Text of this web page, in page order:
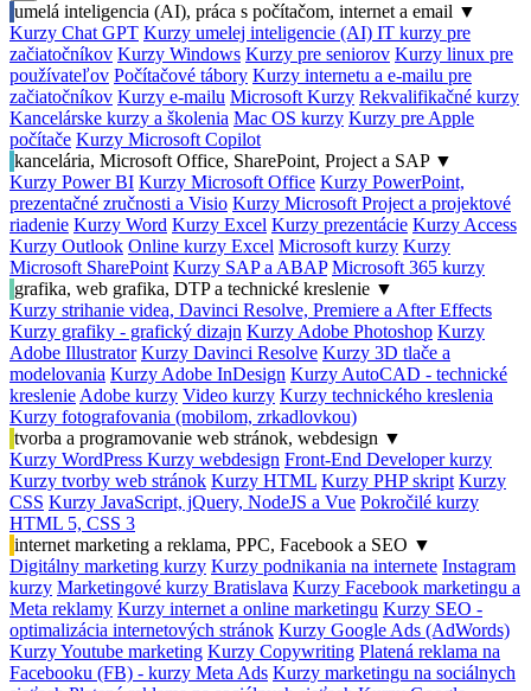
umelá inteligencia (AI), práca s počítačom, internet a email ▼
Kurzy Chat GPT Kurzy umelej inteligencie (AI) IT kurzy pre
začiatočníkov Kurzy Windows Kurzy pre seniorov Kurzy linux pre
používateľov Počítačové tábory Kurzy internetu a e-mailu pre
začiatočníkov Kurzy e-mailu Microsoft Kurzy Rekvalifikačné kurzy
Kancelárske kurzy a školenia Mac OS kurzy Kurzy pre Apple
počítače Kurzy Microsoft Copilot
kancelária, Microsoft Office, SharePoint, Project a SAP ▼
Kurzy Power BI Kurzy Microsoft Office Kurzy PowerPoint,
prezentačné zručnosti a Visio Kurzy Microsoft Project a projektové
riadenie Kurzy Word Kurzy Excel Kurzy prezentácie Kurzy Access
Kurzy Outlook Online kurzy Excel Microsoft kurzy Kurzy
Microsoft SharePoint Kurzy SAP a ABAP Microsoft 365 kurzy
grafika, web grafika, DTP a technické kreslenie ▼
Kurzy strihanie videa, Davinci Resolve, Premiere a After Effects
Kurzy grafiky - grafický dizajn Kurzy Adobe Photoshop Kurzy
Adobe Illustrator Kurzy Davinci Resolve Kurzy 3D tlače a
modelovania Kurzy Adobe InDesign Kurzy AutoCAD - technické
kreslenie Adobe kurzy Video kurzy Kurzy technického kreslenia
Kurzy fotografovania (mobilom, zrkadlovkou)
tvorba a programovanie web stránok, webdesign ▼
Kurzy WordPress Kurzy webdesign Front-End Developer kurzy
Kurzy tvorby web stránok Kurzy HTML Kurzy PHP skript Kurzy
CSS Kurzy JavaScript, jQuery, NodeJS a Vue Pokročilé kurzy
HTML 5, CSS 3
internet marketing a reklama, PPC, Facebook a SEO ▼
Digitálny marketing kurzy Kurzy podnikania na internete Instagram
kurzy Marketingové kurzy Bratislava Kurzy Facebook marketingu a
Meta reklamy Kurzy internet a online marketingu Kurzy SEO -
optimalizácia internetových stránok Kurzy Google Ads (AdWords)
Kurzy Youtube marketing Kurzy Copywriting Platená reklama na
Facebooku (FB) - kurzy Meta Ads Kurzy marketingu na sociálnych